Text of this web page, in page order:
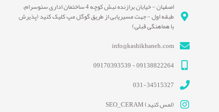
اصفهان - خیابان برازنده نبش کوچه 4 ساختمان اداری سئوسرام،
طبقه اول - جهت مسیریابی از طریق گوگل مپ کلیک کنید (پذیرش
با هماهنگی قبلی)
info@kashikhaneh.com
09138822264 - 09170393539
031-34515327
(لمس کنید) SEO_CERAM